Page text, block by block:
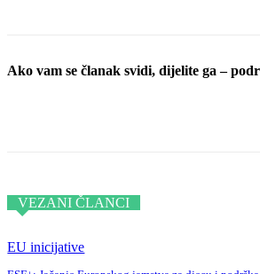
Ako vam se članak svidi, dijelite ga –
VEZANI ČLANCI
EU inicijative